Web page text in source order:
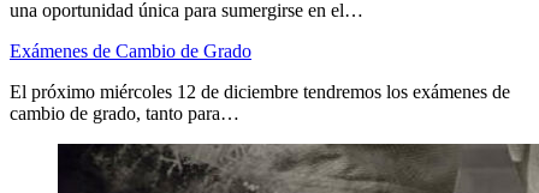
una oportunidad única para sumergirse en el…
Exámenes de Cambio de Grado
El próximo miércoles 12 de diciembre tendremos los exámenes de
cambio de grado, tanto para…